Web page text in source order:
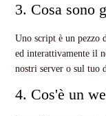
3. Cosa sono
Uno script è un pezzo
ed interattivamente il
nostri server o sul tuo
4. Cos'è un